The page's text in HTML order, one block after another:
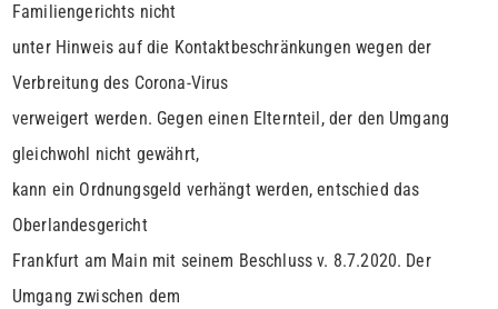
Familiengerichts nicht
unter Hinweis auf die Kontaktbeschränkungen wegen der
Verbreitung des Corona-Virus
verweigert werden. Gegen einen Elternteil, der den Umgang
gleichwohl nicht gewährt,
kann ein Ordnungsgeld verhängt werden, entschied das
Oberlandesgericht
Frankfurt am Main mit seinem Beschluss v. 8.7.2020. Der
Umgang zwischen dem